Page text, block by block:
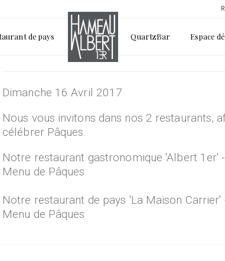
de pays QuartzBar Espace
mer 09/08/2017 - 14:53
Dimanche 16 Avril 2017
Nous vous invitons dans nos 2 restaurants,
célébrer Pâques.
Notre restaurant gastronomique 'Albert 1er' -
Menu de Pâques
Notre restaurant de pays 'La Maison Carrier'
Menu de Pâques